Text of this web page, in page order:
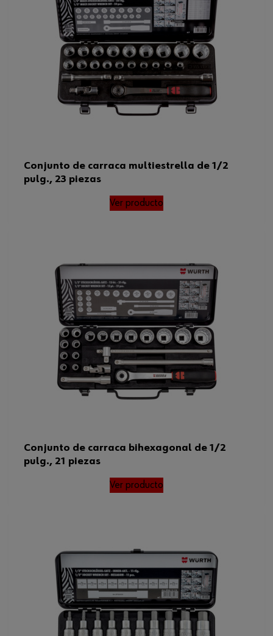
Conjunto de carraca multiestrella de 1/2
pulg., 23 piezas
Ver producto
Conjunto de carraca bihexagonal de 1/2
pulg., 21 piezas
Ver producto